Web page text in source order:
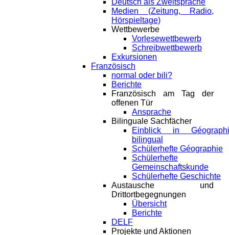
Deutsch als Zweitsprache
Medien (Zeitung, Radio,
Hörspieltage)
Wettbewerbe
Vorlesewettbewerb
Schreibwettbewerb
Exkursionen
Französisch
normal oder bili?
Berichte
Französisch am Tag der
offenen Tür
Ansprache
Bilinguale Sachfächer
Einblick in
bilingual
Schülerhefte Géographie
Schülerhefte
Gemeinschaftskunde
Schülerhefte Geschichte
Austausche und
Drittortbegegnungen
Übersicht
Berichte
DELF
Projekte und Aktionen